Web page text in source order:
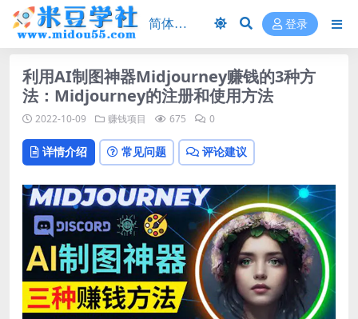
登录
利用AI制图神器Midjourney赚钱的3种方
法：Midjourney的注册和使用方法
2022-10-09 赚钱项目 675 0
详情介绍 常见问题 评论建议